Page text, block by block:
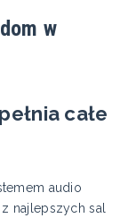
w
całe
audio
najlepszych sal